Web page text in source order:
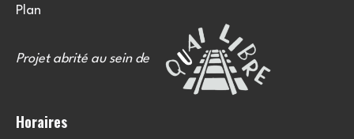
Plan
Projet abrité au sein de
Horaires